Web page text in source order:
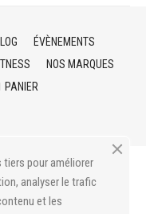
ÉVÈNEMENTS
NOS MARQUES
PANIER
CGV Livraison
pour améliorer
analyser le trafic
et les